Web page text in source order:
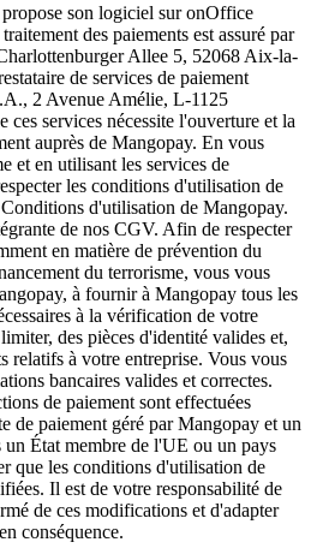
son logiciel sur onOffice
des paiements est assuré par
Allee 5, 52068 Aix-la-
de services de paiement
2 Avenue Amélie, L-1125
services nécessite l'ouverture et la
auprès de Mangopay. En vous
et en utilisant les services de
les conditions d'utilisation de
d'utilisation de Mangopay.
de nos CGV. Afin de respecter
en matière de prévention du
du terrorisme, vous vous
à fournir à Mangopay tous les
à la vérification de votre
des pièces d'identité valides et,
relatifs à votre entreprise. Vous vous
bancaires valides et correctes.
de paiement sont effectuées
de paiement géré par Mangopay et un
un État membre de l'UE ou un pays
que les conditions d'utilisation de
Il est de votre responsabilité de
de ces modifications et d'adapter
conséquence.